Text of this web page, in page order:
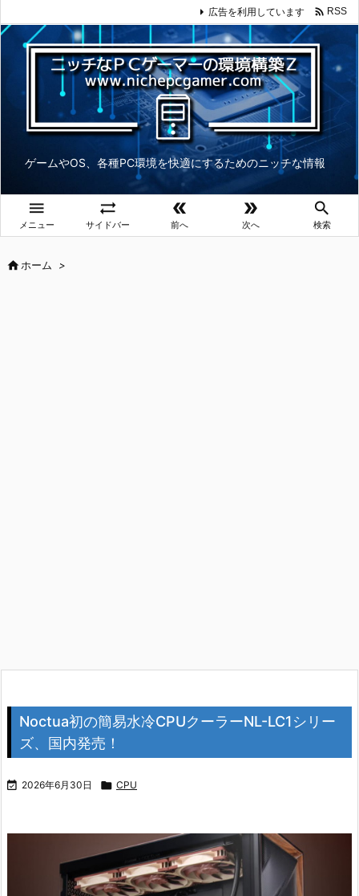
ゲームやOS、各種PC環境を快適にするためのニッチな情報

メニュー

サイドバー

前へ

次へ

検索
広告を利用しています  RSS
ホーム >
Noctua初の簡易水冷CPUクーラーNL-LC1シリー
ズ、国内発売！
 2026年6月30日  CPU